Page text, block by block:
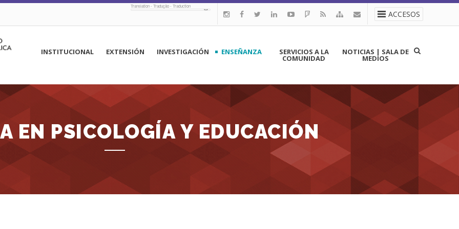
ACCESOS
Translation - Tradução - Traduction
principal
INSTITUCIONAL EXTENSIÓN INVESTIGACIÓN ENSEÑANZA SERVICIOS A LA
COMUNIDAD
NOTICIAS | SALA DE
MEDIOS
EN PSICOLOGÍA Y EDUCACIÓN